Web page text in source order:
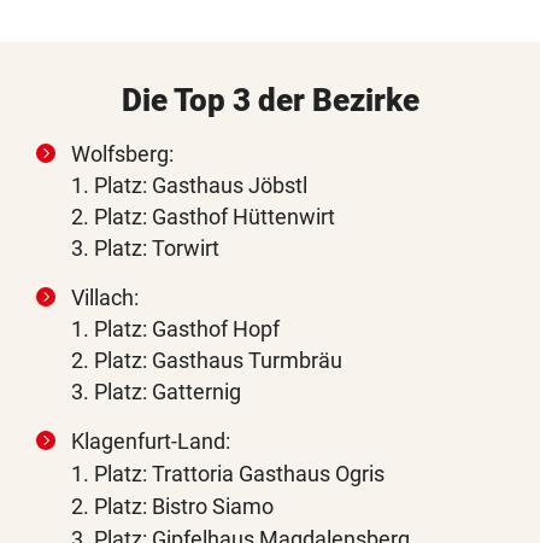
Die Top 3 der Bezirke
Wolfsberg:
1. Platz: Gasthaus Jöbstl
2. Platz: Gasthof Hüttenwirt
3. Platz: Torwirt
Villach:
1. Platz: Gasthof Hopf
2. Platz: Gasthaus Turmbräu
3. Platz: Gatternig
Klagenfurt-Land:
1. Platz: Trattoria Gasthaus Ogris
2. Platz: Bistro Siamo